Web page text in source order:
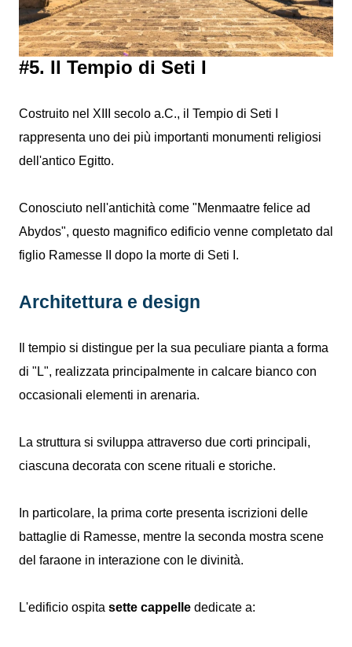
#5. Il Tempio di Seti I
Costruito nel XIII secolo a.C., il Tempio di Seti I
rappresenta uno dei più importanti monumenti religiosi
dell'antico Egitto.
Conosciuto nell'antichità come "Menmaatre felice ad
Abydos", questo magnifico edificio venne completato dal
figlio Ramesse II dopo la morte di Seti I.
Architettura e design
Il tempio si distingue per la sua peculiare pianta a forma
di "L", realizzata principalmente in calcare bianco con
occasionali elementi in arenaria.
La struttura si sviluppa attraverso due corti principali,
ciascuna decorata con scene rituali e storiche.
In particolare, la prima corte presenta iscrizioni delle
battaglie di Ramesse, mentre la seconda mostra scene
del faraone in interazione con le divinità.
L'edificio ospita sette cappelle dedicate a: